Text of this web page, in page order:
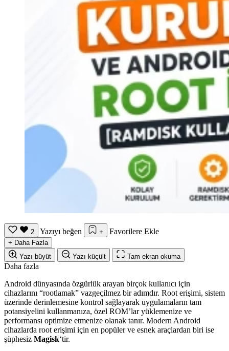
2 Yazıyı beğen + Favorilere Ekle
+ Daha Fazla
Yazı büyüt
Yazı küçült Tam ekran okuma
Daha fazla
Android dünyasında özgürlük arayan birçok kullanıcı için
cihazlarını “rootlamak” vazgeçilmez bir adımdır. Root erişimi, sistem
üzerinde derinlemesine kontrol sağlayarak uygulamaların tam
potansiyelini kullanmanıza, özel ROM’lar yüklemenize ve
performansı optimize etmenize olanak tanır. Modern Android
cihazlarda root erişimi için en popüler ve esnek araçlardan biri ise
şüphesiz Magisk‘tir.